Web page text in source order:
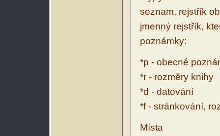
seznam, rejstřík
jmenný rejstřík,
poznámky:
*p - obecné
*r - rozměry knihy
*d - datování
*f - stránkování,
Místa